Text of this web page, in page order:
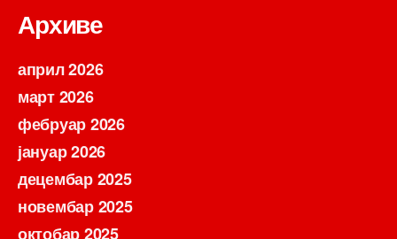
Архиве
април 2026
март 2026
фебруар 2026
јануар 2026
децембар 2025
новембар 2025
октобар 2025